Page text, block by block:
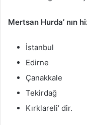
Mertsan Hurda’ nın
İstanbul
Edirne
Çanakkale
Tekirdağ
Kırklareli’ dir.